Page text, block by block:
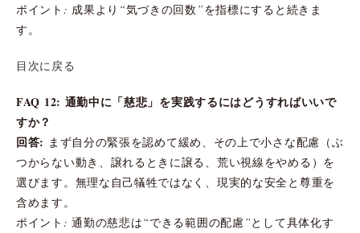
ポイント: 成果より“気づきの回数”を指標にすると続きま
す。
目次に戻る
FAQ 12: 通勤中に「慈悲」を実践するにはどうすればいいで
すか？
回答: まず自分の緊張を認めて緩め、その上で小さな配慮（ぶ
つからない動き、譲れるときに譲る、荒い視線をやめる）を
選びます。無理な自己犠牲ではなく、現実的な安全と尊重を
含めます。
ポイント: 通勤の慈悲は“できる範囲の配慮”として具体化す